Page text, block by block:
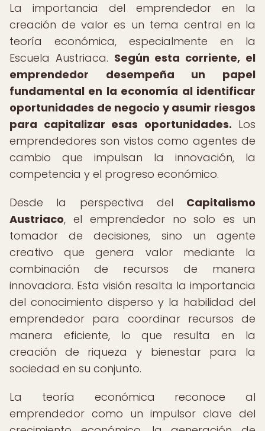
La importancia del emprendedor en la
creación de valor es un tema central en la
teoría económica, especialmente en la
Escuela Austriaca. Según esta corriente, el
emprendedor desempeña un papel
fundamental en la economía al identificar
oportunidades de negocio y asumir riesgos
para capitalizar esas oportunidades. Los
emprendedores son vistos como agentes de
cambio que impulsan la innovación, la
competencia y el progreso económico.
Desde la perspectiva del Capitalismo
Austriaco, el emprendedor no solo es un
tomador de decisiones, sino un agente
creativo que genera valor mediante la
combinación de recursos de manera
innovadora. Esta visión resalta la importancia
del conocimiento disperso y la habilidad del
emprendedor para coordinar recursos de
manera eficiente, lo que resulta en la
creación de riqueza y bienestar para la
sociedad en su conjunto.
La teoría económica reconoce al
emprendedor como un impulsor clave del